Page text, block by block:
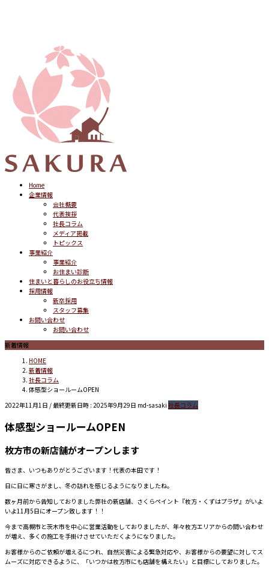
Home
企業情報
会社概要
代表挨拶
社長コラム
メディア掲載
トピックス
事業紹介
事業紹介
お住まい診断
住まいと暮らしのお役立ち情報
採用情報
新卒採用
スタッフ募集
お問い合わせ
お問い合わせ
新着情報
HOME
新着情報
社長コラム
体感型ショールームOPEN
2022年11月1日 / 最終更新日時 : 2025年9月29日 md-sasaki 社長コラム
体感型ショールームOPEN
枚方市の新店舗がオープンします
皆さま、いつもありがとうございます！代表の本田です！
日に日に寒さがまし、冬の訪れを感じるようになりましたね。
数ヶ月前から告知しておりました弊社の新店舗、さくらペイント『枚方・くずはプラザ』がいよ
いよ11月5日にオープン致します！！
今まで高槻市と茨木市を中心に営業活動をしておりましたが、年々枚方エリアからの問い合わせ
が増え、多くの施工を手掛けさせていただくようになりました。
お客様からのご依頼が増えるにつれ、自然災害による緊急対応や、お客様からの要望に対してス
ムーズに対応できるように、「いつかは枚方市にも店舗を構えたい」と目標にしておりました。